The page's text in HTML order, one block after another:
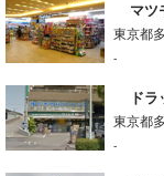
マツ
東京都
-
ド
東京都
-